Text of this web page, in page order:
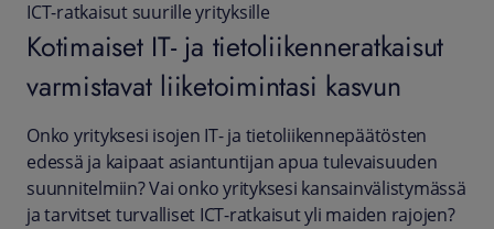
ICT-ratkaisut suurille yrityksille
Kotimaiset IT- ja tietoliikenneratkaisut
varmistavat liiketoimintasi kasvun
Onko yrityksesi isojen IT- ja tietoliikennepäätösten
edessä ja kaipaat asiantuntijan apua tulevaisuuden
suunnitelmiin? Vai onko yrityksesi kansainvälistymässä
ja tarvitset turvalliset ICT-ratkaisut yli maiden rajojen?